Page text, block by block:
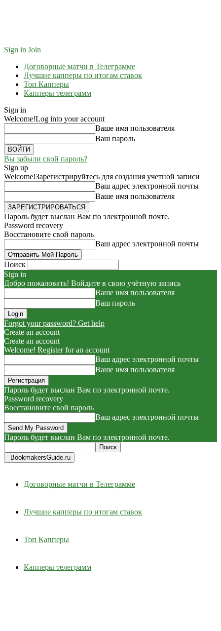
Sign in Join
Договорные матчи в Телеграмме
Лучшие капперы по итогам ставок
Топ Капперы
Капперы телеграмм
Sign in
Welcome!Log into your account
Ваше имя пользователя
Ваш пароль
Вы забыли свой пароль?
Sign up
Welcome!Зарегистрируйтесь для создания учетной записи
Ваш адрес электронной почты
Ваше имя пользователя
Пароль будет выслан Вам по электронной почте.
Password recovery
Восстановите свой пароль
Ваш адрес электронной почты
Поиск
Sign in
Добро пожаловать! Войдите в свою учётную запись
Ваше имя пользователя
Ваш пароль
Forgot your password? Get help
Create an account
Create an account
Welcome! Register for an account
Ваш адрес электронной почты
Ваше имя пользователя
Пароль будет выслан Вам по электронной почте.
Password recovery
Восстановите свой пароль
Ваш адрес электронной почты
Пароль будет выслан Вам по электронной почте.
BookmakersGuide.ru
Договорные матчи в Телеграмме
Лучшие капперы по итогам ставок
Топ Капперы
Капперы телеграмм